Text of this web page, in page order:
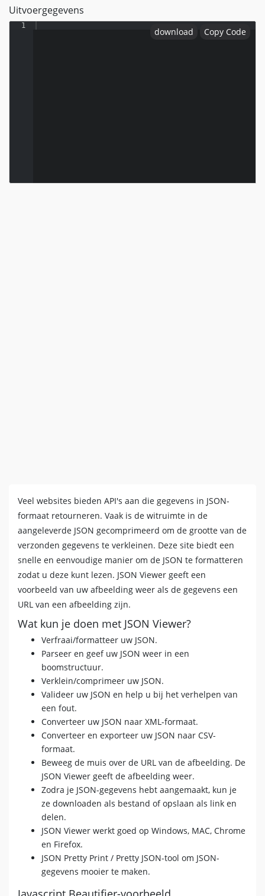
Uitvoergegevens
download Copy Code
1
Veel websites bieden API's aan die gegevens in JSON-
formaat retourneren. Vaak is de witruimte in de
aangeleverde JSON gecomprimeerd om de grootte van de
verzonden gegevens te verkleinen. Deze site biedt een
snelle en eenvoudige manier om de JSON te formatteren
zodat u deze kunt lezen. JSON Viewer geeft een
voorbeeld van uw afbeelding weer als de gegevens een
URL van een afbeelding zijn.
Wat kun je doen met JSON Viewer?
Verfraai/formatteer uw JSON.
Parseer en geef uw JSON weer in een
boomstructuur.
Verklein/comprimeer uw JSON.
Valideer uw JSON en help u bij het verhelpen van
een fout.
Converteer uw JSON naar XML-formaat.
Converteer en exporteer uw JSON naar CSV-
formaat.
Beweeg de muis over de URL van de afbeelding. De
JSON Viewer geeft de afbeelding weer.
Zodra je JSON-gegevens hebt aangemaakt, kun je
ze downloaden als bestand of opslaan als link en
delen.
JSON Viewer werkt goed op Windows, MAC, Chrome
en Firefox.
JSON Pretty Print / Pretty JSON-tool om JSON-
gegevens mooier te maken.